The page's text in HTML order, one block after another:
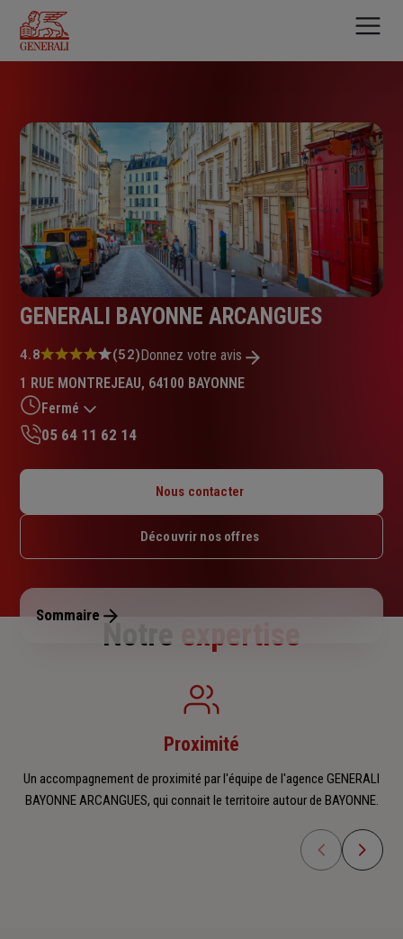
contenu
principal
GENERALI BAYONNE ARCANGUES
Note
4.8
sur
5
étoiles
4.8 (52)Donnez votre avis
1 RUE MONTREJEAU, 64100 BAYONNE
Fermé
Mardi : 08h30 – 17h30
Jeudi : 08h30 – 17h30
Dimanche : Fermé
05 64 11 62 14
Nous contacter
Découvrir nos offres
Sommaire
Notre expertise
Proximité
Un accompagnement de proximité par l'équipe de l'agence GENERALI
BAYONNE ARCANGUES, qui connait le territoire autour de BAYONNE.